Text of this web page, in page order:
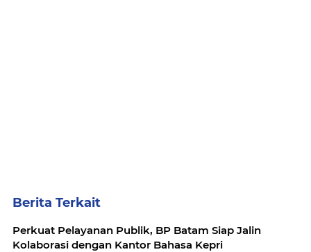
Berita Terkait
Perkuat Pelayanan Publik, BP Batam Siap Jalin
Kolaborasi dengan Kantor Bahasa Kepri